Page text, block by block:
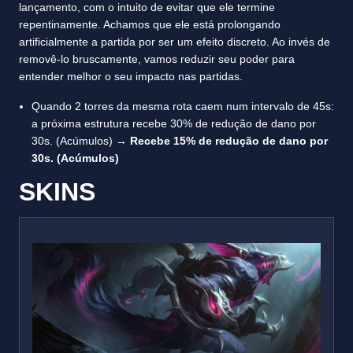
lançamento, com o intuito de evitar que ele termine
repentinamente. Achamos que ele está prolongando
artificialmente a partida por ser um efeito discreto. Ao invés de
removê-lo bruscamente, vamos reduzir seu poder para
entender melhor o seu impacto nas partidas.
Quando 2 torres da mesma rota caem num intervalo de 45s:
a próxima estrutura recebe 30% de redução de dano por
30s. (Acúmulos) → Recebe 15% de redução de dano por
30s. (Acúmulos)
SKINS